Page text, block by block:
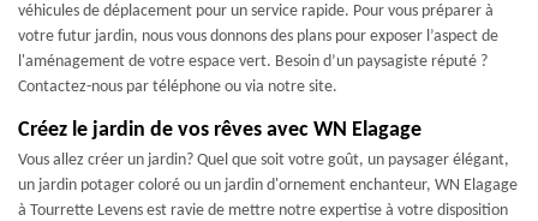
véhicules de déplacement pour un service rapide. Pour vous préparer à
votre futur jardin, nous vous donnons des plans pour exposer l’aspect de
l'aménagement de votre espace vert. Besoin d’un paysagiste réputé ?
Contactez-nous par téléphone ou via notre site.
Créez le jardin de vos rêves avec WN Elagage
Vous allez créer un jardin? Quel que soit votre goût, un paysager élégant,
un jardin potager coloré ou un jardin d'ornement enchanteur, WN Elagage
à Tourrette Levens est ravie de mettre notre expertise à votre disposition